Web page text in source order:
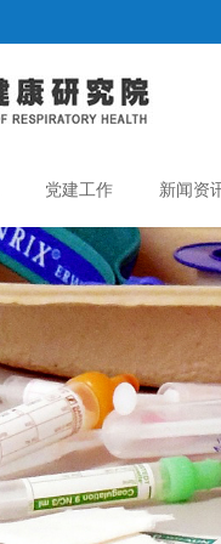
党建工作 新闻资